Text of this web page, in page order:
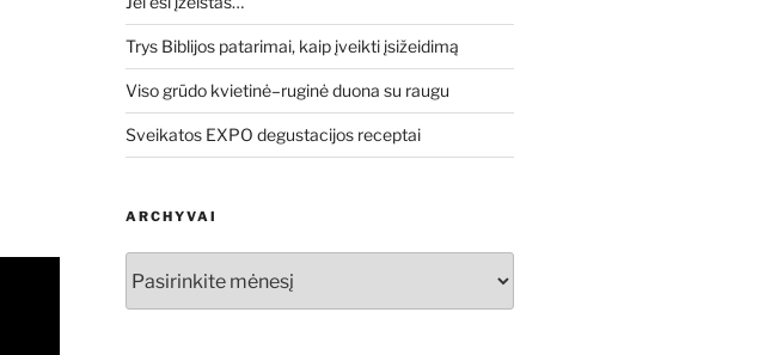
Trys Biblijos patarimai, kaip įveikti įsižeidimą
Viso grūdo kvietinė–ruginė duona su raugu
Sveikatos EXPO degustacijos receptai
ARCHYVAI